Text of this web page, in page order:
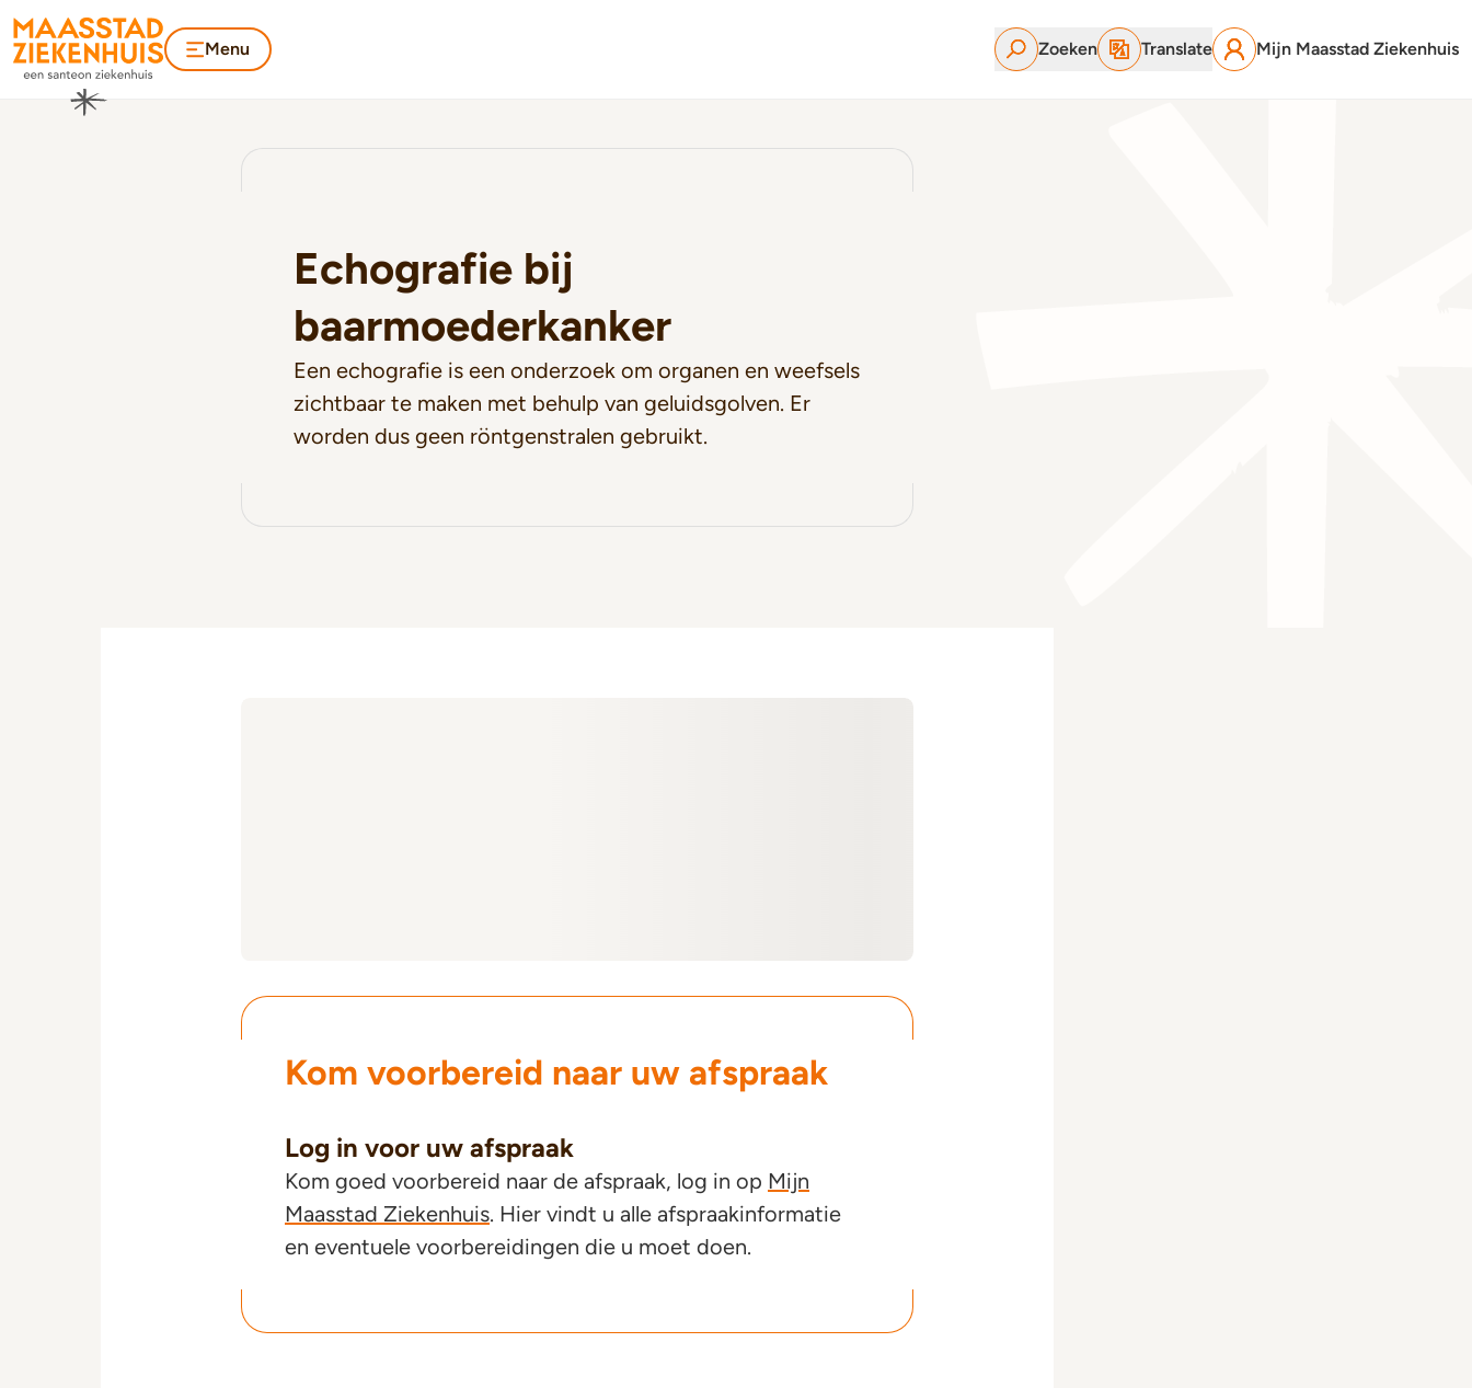
Menu Zoeken Translate Mijn Maasstad Ziekenhuis
Echografie bij
baarmoederkanker
Een echografie is een onderzoek om organen en weefsels
zichtbaar te maken met behulp van geluidsgolven. Er
worden dus geen röntgenstralen gebruikt.
Kom voorbereid naar uw afspraak
Log in voor uw afspraak
Kom goed voorbereid naar de afspraak, log in op Mijn
Maasstad Ziekenhuis. Hier vindt u alle afspraakinformatie
en eventuele voorbereidingen die u moet doen.